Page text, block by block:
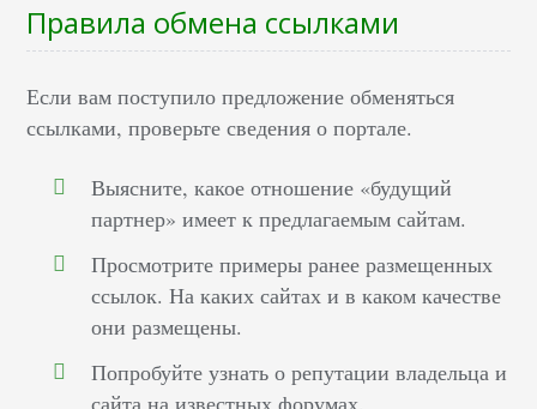
Правила обмена ссылками
Если вам поступило предложение обменяться
ссылками, проверьте сведения о портале.
Выясните, какое отношение «будущий
партнер» имеет к предлагаемым сайтам.
Просмотрите примеры ранее размещенных
ссылок. На каких сайтах и в каком качестве
они размещены.
Попробуйте узнать о репутации владельца и